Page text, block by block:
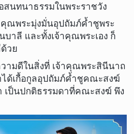
สนทนาธรรมในพระราชวัง
ณพระมุ่งมั่นอุปถัมภ์ค้ำชูพระ
บาลี และทั้งเจ้าคุณพระเอง ก็
วย
ามดีในสิ่งที่ เจ้าคุณพระสินีนาถ
ด้เกื้อกูลอุปถัมภ์ค้ำชูคณะสงฆ์
เป็นปกติธรรมดาที่คณะสงฆ์ พึง